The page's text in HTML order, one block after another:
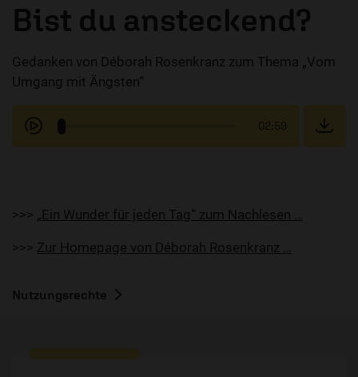
Bist du ansteckend?
Gedanken von Déborah Rosenkranz zum Thema „Vom
Umgang mit Ängsten“
02:59
>>> „Ein Wunder für jeden Tag“ zum Nachlesen …
>>> Zur Homepage von Déborah Rosenkranz …
Nutzungsrechte